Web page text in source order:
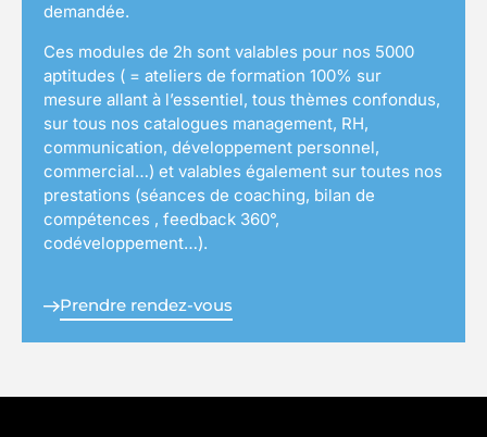
demandée.
Ces modules de 2h sont valables pour nos 5000
aptitudes ( = ateliers de formation 100% sur
mesure allant à l’essentiel, tous thèmes confondus,
sur tous nos catalogues management, RH,
communication, développement personnel,
commercial…) et valables également sur toutes nos
prestations (séances de coaching, bilan de
compétences , feedback 360°,
codéveloppement…).
Prendre rendez-vous